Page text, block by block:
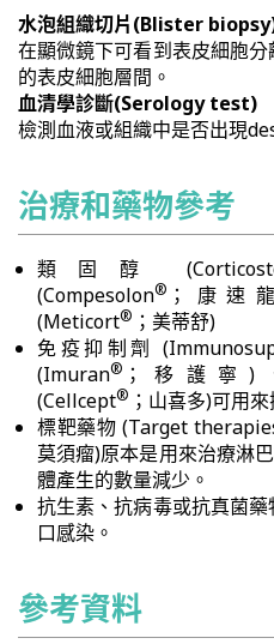
水泡組織切片(Blister
在顯微鏡下可看到表皮細胞
的表皮細胞層間。
血清學診斷(Serology test)
檢測血液或組織中是否出現
治療和藥物參考
類固醇
(Compesolon® ；康速
(Meticort® ；美蒂舒)
免疫抑制劑
(Imuran® ；移護寧)、
(Cellcept® ；山喜多)可用
標靶藥物 (Target
莫須瘤)原本是用來治療淋
體產生的數量減少。
抗生素、抗病毒或抗真菌
口感染。
參考資料